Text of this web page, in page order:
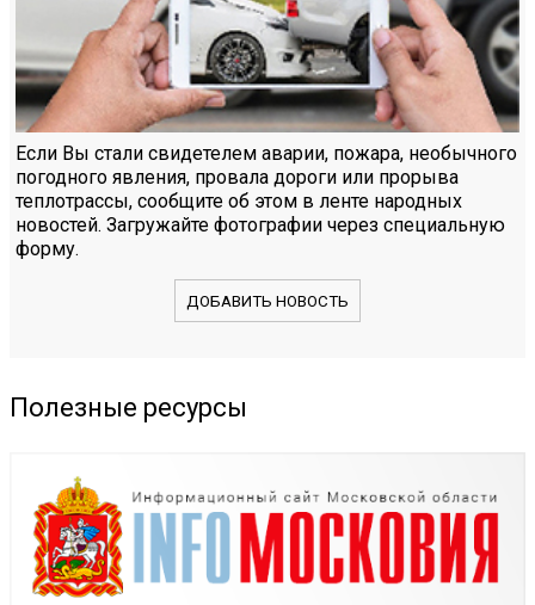
Если Вы стали свидетелем аварии, пожара, необычного
погодного явления, провала дороги или прорыва
теплотрассы, сообщите об этом в ленте народных
новостей. Загружайте фотографии через специальную
форму.
ДОБАВИТЬ НОВОСТЬ
Полезные ресурсы